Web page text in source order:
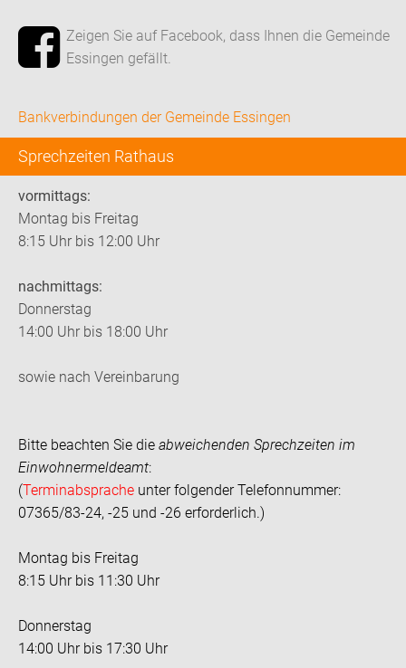
Zeigen Sie auf Facebook, dass Ihnen die Gemeinde
Essingen gefällt.
Bankverbindungen der Gemeinde Essingen
Sprechzeiten Rathaus
vormittags:
Montag bis Freitag
8:15 Uhr bis 12:00 Uhr
nachmittags:
Donnerstag
14:00 Uhr bis 18:00 Uhr
sowie nach Vereinbarung
Bitte beachten Sie die abweichenden Sprechzeiten im
Einwohnermeldeamt:
(Terminabsprache unter folgender Telefonnummer:
07365/83-24, -25 und -26 erforderlich.)
Montag bis Freitag
8:15 Uhr bis 11:30 Uhr
Donnerstag
14:00 Uhr bis 17:30 Uhr